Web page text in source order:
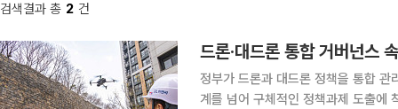
검색결과 총 2 건
드론·대드론 통합 거버넌스
정부가 드론과 대드론 정책을 통합
계를 넘어 구체적인 정책과제 도출에